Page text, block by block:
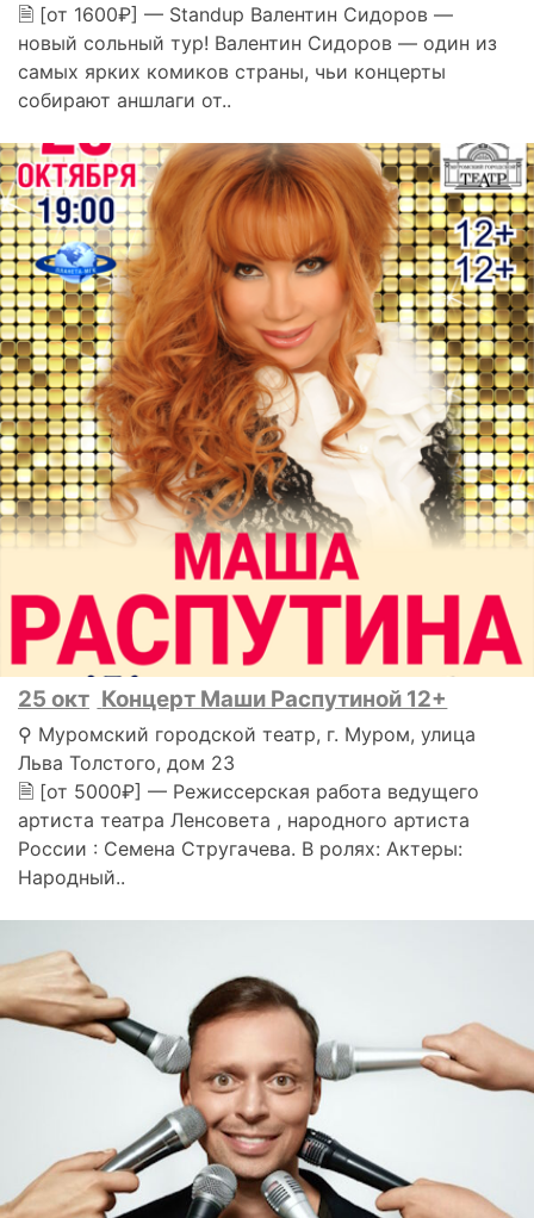
🗎 [от 1600₽] — Standup Валентин Сидоров —
новый сольный тур! Валентин Сидоров — один из
самых ярких комиков страны, чьи концерты
собирают аншлаги от..
25 окт Концерт Маши Распутиной 12+
⚲ Муромский городской театр, г. Муром, улица
Льва Толстого, дом 23
🗎 [от 5000₽] — Режиссерская работа ведущего
артиста театра Ленсовета , народного артиста
России : Семена Стругачева. В ролях: Актеры:
Народный..